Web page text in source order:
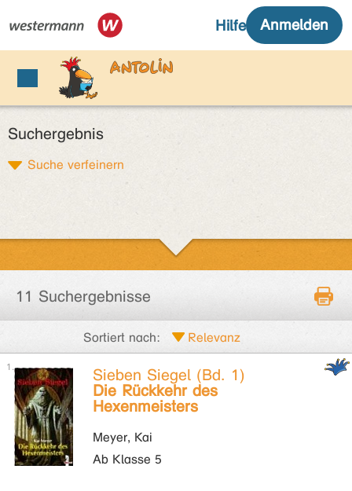
Suchergebnis
Suche verfeinern
11 Suchergebnisse
Sortiert nach:
Sieben Siegel (Bd. 1)
Die Rückkehr des
Hexenmeisters
Meyer, Kai
Ab Klasse 5